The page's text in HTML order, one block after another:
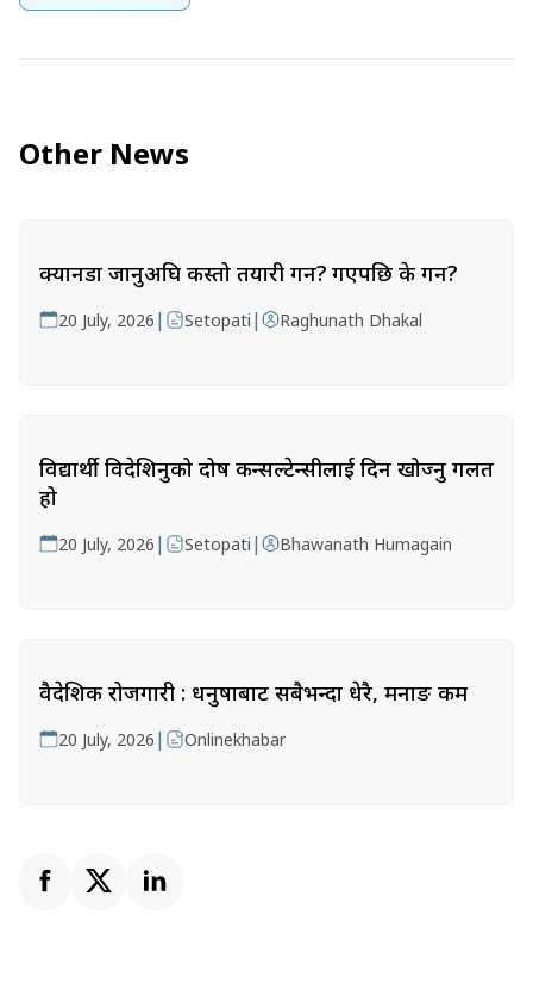
Other News
क्यानडा जानुअघि कस्तो तयारी गर्ने? गएपछि के गर्ने?
20 July, 2026 | Setopati | Raghunath Dhakal
विद्यार्थी विदेशिनुको दोष कन्सल्टेन्सीलाई दिन खोज्नु गलत
हो
20 July, 2026 | Setopati | Bhawanath Humagain
वैदेशिक रोजगारी : धनुषाबाट सबैभन्दा धेरै, मनाङ कम
20 July, 2026 | Onlinekhabar